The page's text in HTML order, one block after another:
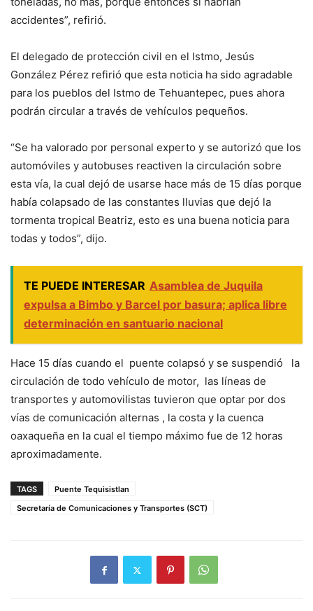
accidentes”, refirió.
El delegado de protección civil en el Istmo, Jesús
González Pérez refirió que esta noticia ha sido agradable
para los pueblos del Istmo de Tehuantepec, pues ahora
podrán circular a través de vehículos pequeños.
“Se ha valorado por personal experto y se autorizó que los
automóviles y autobuses reactiven la circulación sobre
esta vía, la cual dejó de usarse hace más de 15 días porque
había colapsado de las constantes lluvias que dejó la
tormenta tropical Beatriz, esto es una buena noticia para
todas y todos”, dijo.
TE PUEDE INTERESAR Asamblea de Juquila
expulsa a Bimbo y Barcel por basura; aplica libre
determinación en santuario nacional
Hace 15 días cuando el puente colapsó y se suspendió la
circulación de todo vehículo de motor, las líneas de
transportes y automovilistas tuvieron que optar por dos
vías de comunicación alternas , la costa y la cuenca
oaxaqueña en la cual el tiempo máximo fue de 12 horas
aproximadamente.
TAGS
Puente Tequisistlan
Secretaría de Comunicaciones y Transportes (SCT)